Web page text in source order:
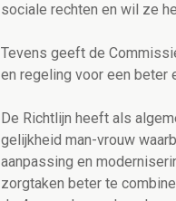
sociale rechten en wil ze
Tevens geeft de
en regeling voor een beter
De Richtlijn heeft als
gelijkheid man-vrouw
aanpassing en
zorgtaken beter te